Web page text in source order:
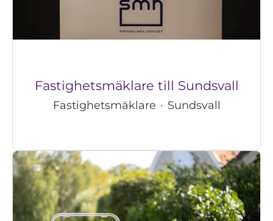
Fastighetsmäklare till Sundsvall
Fastighetsmäklare · Sundsvall